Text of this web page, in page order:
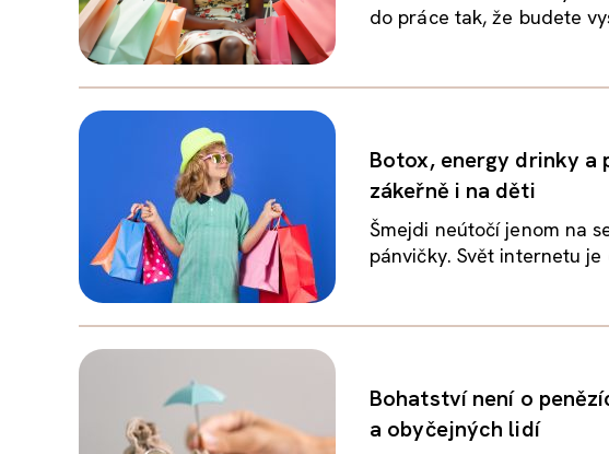
do práce tak, že budete
Botox, energy drinky a
zákeřně i na děti
Šmejdi neútočí jenom na
pánvičky. Svět internetu
Bohatství není o
a obyčejných lidí